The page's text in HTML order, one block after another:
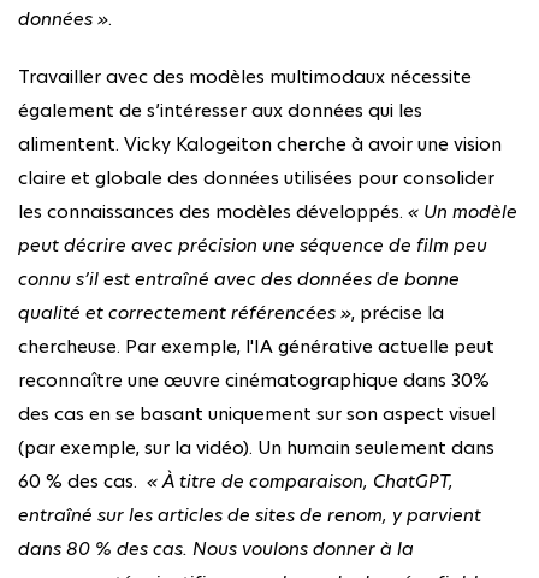
données ».
Travailler avec des modèles multimodaux nécessite
également de s’intéresser aux données qui les
alimentent. Vicky Kalogeiton cherche à avoir une vision
claire et globale des données utilisées pour consolider
les connaissances des modèles développés. « Un modèle
peut décrire avec précision une séquence de film peu
connu s’il est entraîné avec des données de bonne
qualité et correctement référencées », précise la
chercheuse. Par exemple, l'IA générative actuelle peut
reconnaître une œuvre cinématographique dans 30%
des cas en se basant uniquement sur son aspect visuel
(par exemple, sur la vidéo). Un humain seulement dans
60 % des cas. « À titre de comparaison, ChatGPT,
entraîné sur les articles de sites de renom, y parvient
dans 80 % des cas. Nous voulons donner à la